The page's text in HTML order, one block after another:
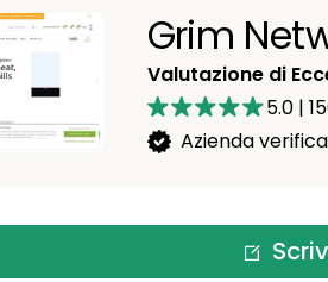
Grim
Valutazione di
5.0 |
Azienda